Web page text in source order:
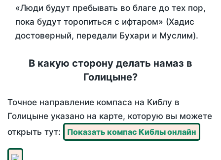
«Люди будут пребывать во благе до тех пор,
пока будут торопиться с ифтаром» (Хадис
достоверный, передали Бухари и Муслим).
В какую сторону делать намаз в
Голицыне?
Точное направление компаса на Киблу в
Голицыне указано на карте, которую вы можете
открыть тут:
Показать компас Киблы онлайн